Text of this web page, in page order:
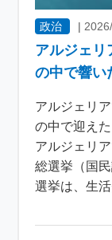
政治 |
アルジェリ
の中で響い
アルジェリ
の中で迎え
アルジェリ
総選挙（国
選挙は、生